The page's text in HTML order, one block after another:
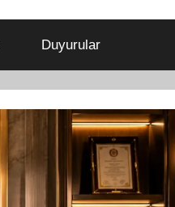
Duyurular